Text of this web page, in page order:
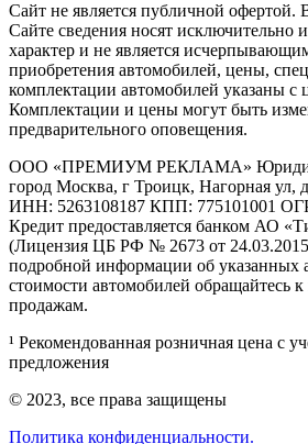
Cайт не является публичной офертой.
Сайте сведения носят
характер и не является
приобретения автомобилей, цены,
комплектации автомобилей указаны с
Комплектации и цены могут быть
предварительного оповещения.
ООО «ПРЕМИУМ РЕКЛАМА»
город Москва, г Троицк, Нагорная ул,
ИНН: 5263108187 КПП: 775101001
Кредит предоставляется банком АО
(Лицензия ЦБ РФ № 2673 от
подробной информации об указанных
стоимости автомобилей обращайтесь
продажам.
¹ Рекомендованная розничная цена с
предложения
© 2023, все права защищены
Политика конфиденциальности.